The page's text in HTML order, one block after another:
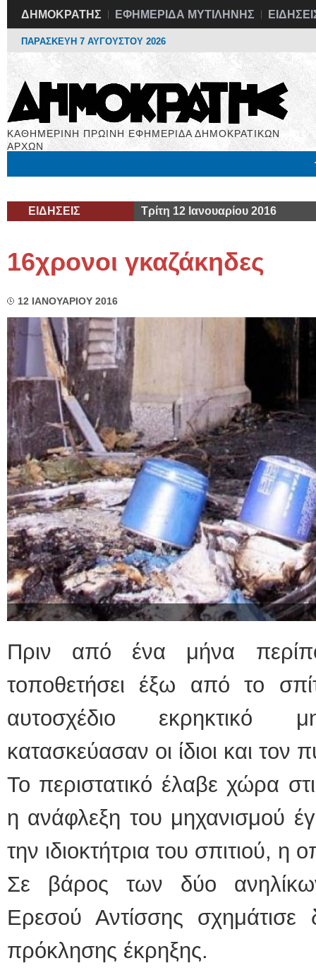
ΔΗΜΟΚΡΑΤΗΣ ΕΦΗΜΕΡΙΔΑ ΜΥΤΙΛΗΝΗΣ
ΠΑΡΑΣΚΕΥΗ 7 ΑΥΓΟΥΣΤΟΥ 2026
ΚΑΘΗΜΕΡΙΝΗ ΠΡΩΙΝΗ ΕΦΗΜΕΡΙΔΑ ΔΗΜΟΚΡΑΤΙΚΩΝ
ΑΡΧΩΝ
ΕΙΔΗΣΕΙΣ Τρίτη 12 Ιανουαρίου 2016
16χρονοι γκαζάκηδες
12 ΙΑΝΟΥΑΡΙΟΥ 2016
Πριν από ένα μήνα
τοποθετήσει έξω από το
αυτοσχέδιο εκρηκτικό
κατασκεύασαν οι ίδιοι και τον
Το περιστατικό έλαβε χώρα
η ανάφλεξη του μηχανισμού
την ιδιοκτήτρια του σπιτιού, η
Σε βάρος των δύο
Ερεσού Αντίσσης σχημάτισε
πρόκλησης έκρηξης.